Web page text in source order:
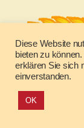
Diese Website
bieten zu
erklären Sie sich
einverstanden.
OK